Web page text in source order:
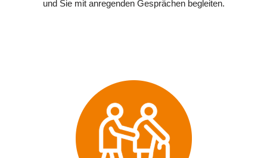
und Sie mit anregenden Gesprächen begleiten.